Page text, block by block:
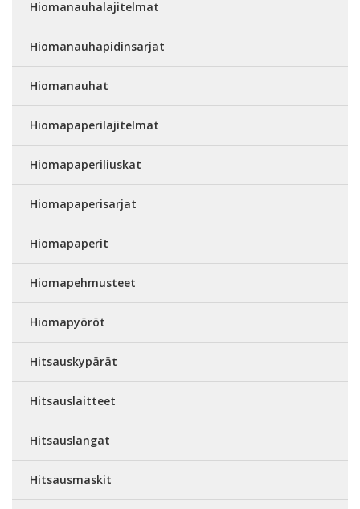
Hiomanauhalajitelmat
Hiomanauhapidinsarjat
Hiomanauhat
Hiomapaperilajitelmat
Hiomapaperiliuskat
Hiomapaperisarjat
Hiomapaperit
Hiomapehmusteet
Hiomapyöröt
Hitsauskypärät
Hitsauslaitteet
Hitsauslangat
Hitsausmaskit